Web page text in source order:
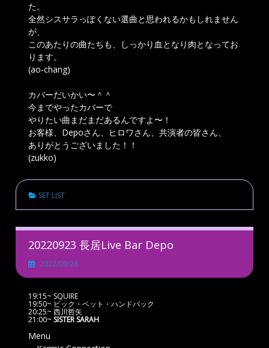
た。
全然シスサラっぽくない選曲と思われるかもしれません
が、
このあたりの曲たちも、しっかり血となり肉となってお
ります。
(ao-chang)
カバーだいかい〜＾＾
今までやったカバーで
やりたい曲まだまだあるんですよ〜！
お客様、Depoさん、ヒロワさん、共演者の皆さん、
ありがとうございました！！
(zukko)
SET LIST
20220923 長居Live Bar Depo
2022/09/26
19:15~ SQUIRE
19:50~ ビック・ベット・ハンドバック
20:25~ 西川哲矢
21:00~ SISTER SARAH
Menu